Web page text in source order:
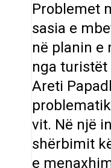
Problemet
sasia e
në planin e
nga
Areti
vit. Në një
shërbimit
e